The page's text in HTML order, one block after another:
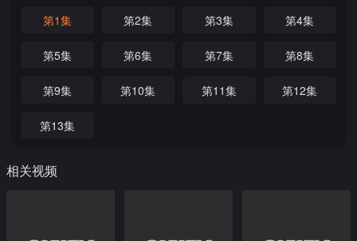
第1集 第2集 第3集 第4集
第5集 第6集 第7集 第8集
第9集 第10集 第11集 第12集
第13集
相关视频